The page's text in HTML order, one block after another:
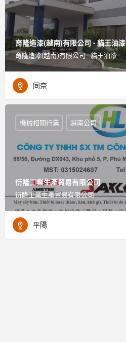
育隆造漆(越南)有限公司 - 貓王油漆
育隆造漆(越南)有限公司 - 貓王油漆
同奈
衍隆工業生產貿易有限公司
衍隆工業生產貿易有限公司
機械相關行業 越南公司
平陽